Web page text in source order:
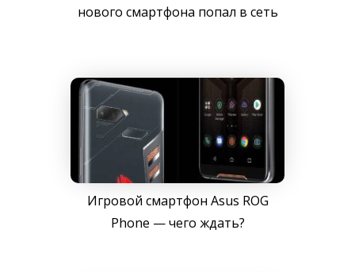
нового смартфона попал в сеть
Игровой смартфон Asus ROG
Phone — чего ждать?